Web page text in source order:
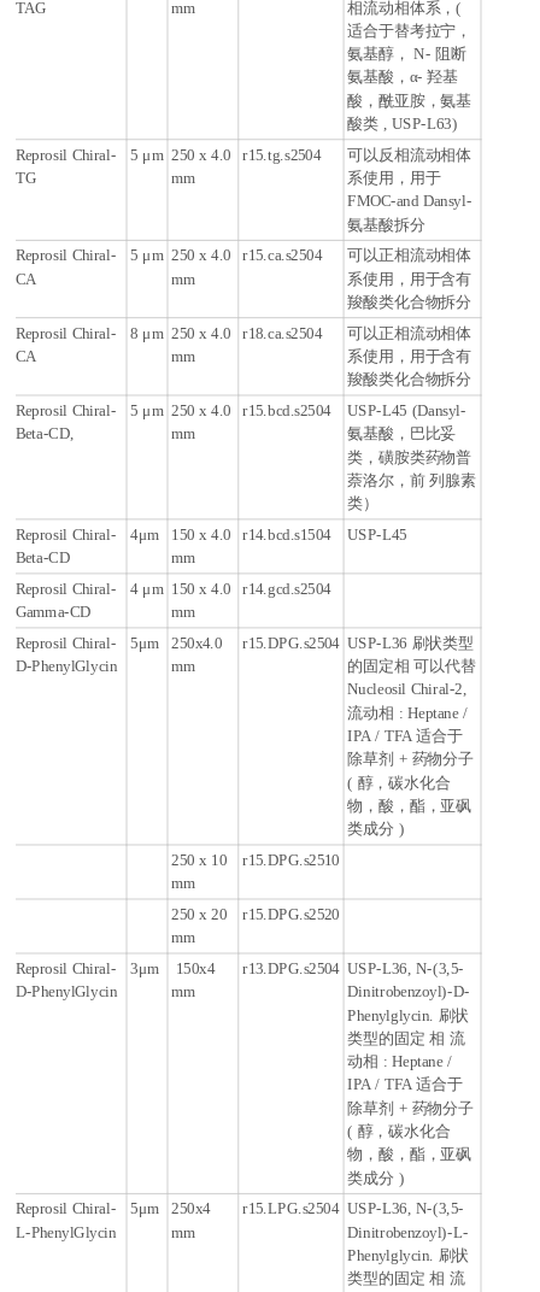
TAG mm
相流动相体系，(
适合于替考拉宁，
氨基醇， N- 阻断
氨基酸，α- 羟基
酸，酰亚胺，氨基
酸类 , USP-L63)
Reprosil Chiral-
TG
5 μm 250 x 4.0
mm
r15.tg.s2504
可以反相流动相体
系使用，用于
FMOC-and Dansyl-
氨基酸拆分
Reprosil Chiral-
CA
5 μm 250 x 4.0
mm
r15.ca.s2504
可以正相流动相体
系使用，用于含有
羧酸类化合物拆分
Reprosil Chiral-
CA
8 μm 250 x 4.0
mm
r18.ca.s2504
可以正相流动相体
系使用，用于含有
羧酸类化合物拆分
Reprosil Chiral-
Beta-CD,
5 μm 250 x 4.0
mm
r15.bcd.s2504
USP-L45 (Dansyl-
氨基酸，巴比妥
类，磺胺类药物普
萘洛尔，前 列腺素
类）
Reprosil Chiral-
Beta-CD
4μm
150 x 4.0
mm
r14.bcd.s1504 USP-L45
Reprosil Chiral-
Gamma-CD
4 μm 150 x 4.0
mm
r14.gcd.s2504
Reprosil Chiral-
D-PhenylGlycin
5μm
250x4.0
mm
r15.DPG.s2504 USP-L36 刷状类型
的固定相 可以代替
Nucleosil Chiral-2,
流动相 : Heptane /
IPA / TFA 适合于
除草剂 + 药物分子
( 醇，碳水化合
物，酸，酯，亚砜
类成分 )
250 x 10
mm
r15.DPG.s2510
250 x 20
mm
r15.DPG.s2520
Reprosil Chiral-
D-PhenylGlycin
3μm
150x4
mm
r13.DPG.s2504 USP-L36, N-(3,5-
Dinitrobenzoyl)-D-
Phenylglycin. 刷状
类型的固定 相 流
动相 : Heptane /
IPA / TFA 适合于
除草剂 + 药物分子
( 醇，碳水化合
物，酸，酯，亚砜
类成分 )
Reprosil Chiral-
L-PhenylGlycin
5μm
250x4
mm
r15.LPG.s2504 USP-L36, N-(3,5-
Dinitrobenzoyl)-L-
Phenylglycin. 刷状
类型的固定 相 流